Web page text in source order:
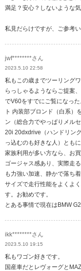
満足？安心？しないような気
私見だらけですが、ご参考
jwf********さん
2023.5.10 22:58
私もこの歳までツーリング
らっしゃるようならご提案
でV60をすでにご覧になっ
ト 内装部ブロンド（白系
ン（総合力でやっぱりメル
20i 20dxdrive（ハンドリン
っ込むのも好きな人）とも
家族利用が多い方なら、お
ゴージャス感あり、実際走
も力強い加速、静かで落ち
サイズで走行性能をよくよ
す。お勧めです。
とある事情で現在はBMW
ikk********さん
2023.5.10 19:15
私もワゴン好きです。
国産車だとレヴォーグと